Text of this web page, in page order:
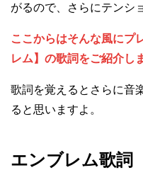
がるので、さらにテンシ
ここからはそんな風にプ
レム】の歌詞をご紹介し
歌詞を覚えるとさらに音
ると思いますよ。
エンブレム歌詞